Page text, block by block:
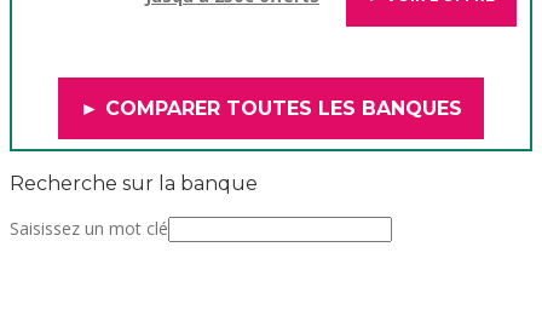
► COMPARER TOUTES LES BANQUES
Recherche sur la banque
Saisissez un mot clé